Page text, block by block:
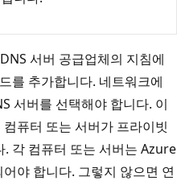
서버 공급업체의 지침에
를 추가합니다. 네트워크에
서버를 선택해야 합니다. 이
퓨터 또는 서버가 프라이빗
각 컴퓨터 또는 서버는 Azure
야 합니다. 그렇지 않으면 연